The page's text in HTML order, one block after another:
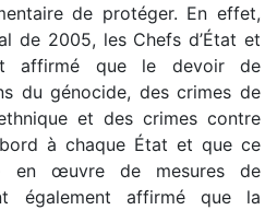
de protéger. En effet,
de 2005, les Chefs d’État et
affirmé que le devoir de
du génocide, des crimes de
et des crimes contre
à chaque État et que ce
en œuvre de mesures de
également affirmé que la